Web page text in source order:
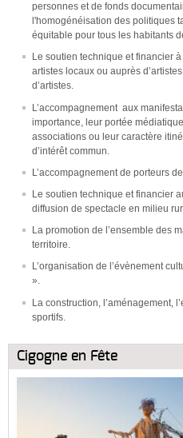
personnes et de fonds
l'homogénéisation des politiques
équitable pour tous les habitants
Le soutien technique et financier
artistes locaux ou auprès
d’artistes.
L’accompagnement aux
importance, leur portée
associations ou leur caractère
d’intérêt commun.
L’accompagnement de porteurs
Le soutien technique et financier
diffusion de spectacle en milieu
La promotion de l’ensemble des
territoire.
L’organisation de l’évènement
».
La construction, l’aménagement,
sportifs.
Cigogne en Fête